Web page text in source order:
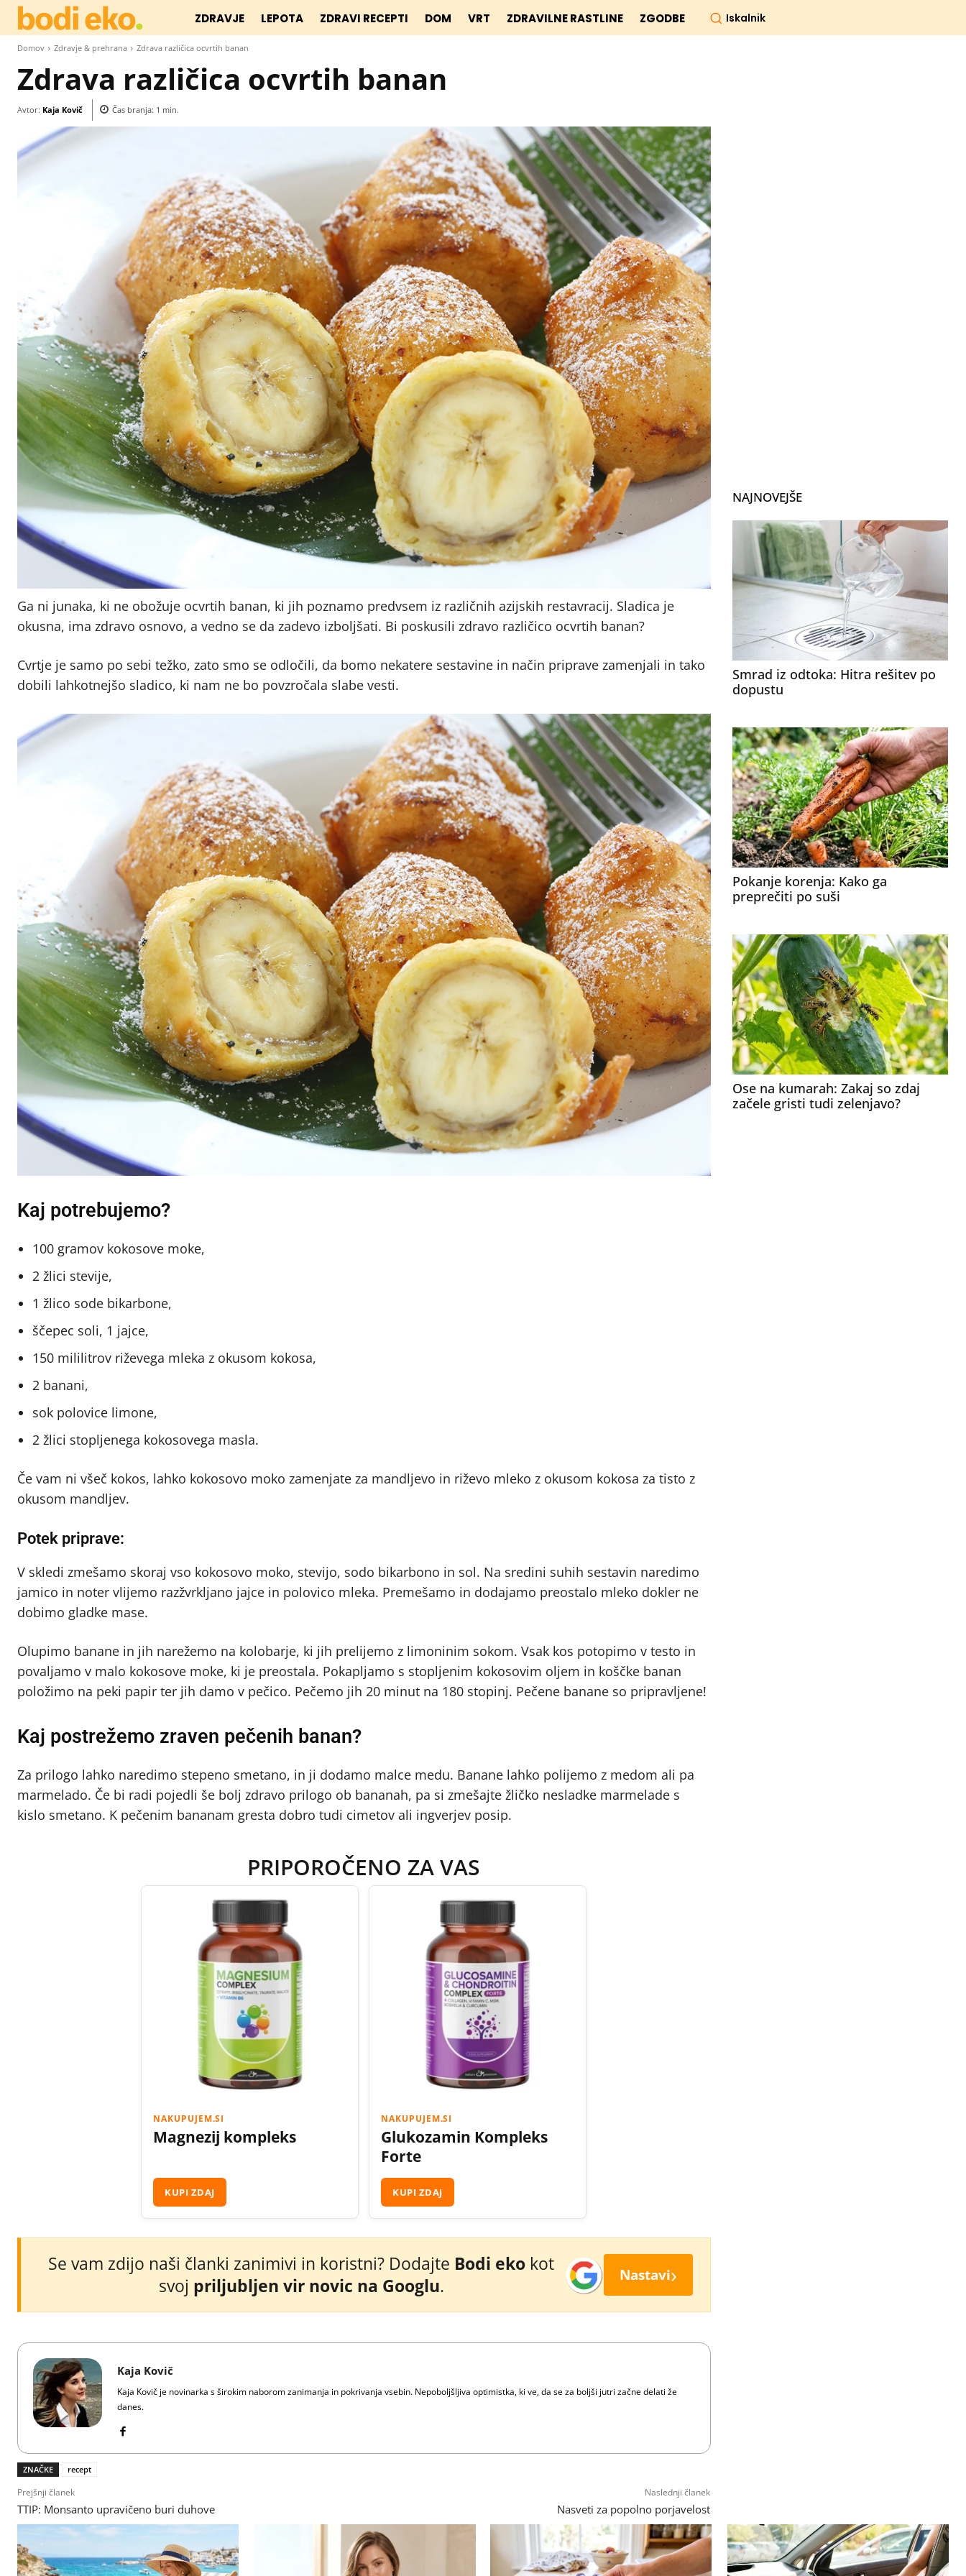
ZDRAVJE LEPOTA ZDRAVI RECEPTI DOM VRT ZDRAVILNE RASTLINE ZGODBE Iskalnik
Domov Zdravje & prehrana Zdrava različica ocvrtih banan
Zdrava različica ocvrtih banan
Avtor: Kaja Kovič Čas branja: 1 min.
Ga ni junaka, ki ne obožuje ocvrtih banan, ki jih poznamo predvsem iz različnih azijskih restavracij. Sladica je
okusna, ima zdravo osnovo, a vedno se da zadevo izboljšati. Bi poskusili zdravo različico ocvrtih banan?
Cvrtje je samo po sebi težko, zato smo se odločili, da bomo nekatere sestavine in način priprave zamenjali in tako
dobili lahkotnejšo sladico, ki nam ne bo povzročala slabe vesti.
Kaj potrebujemo?
100 gramov kokosove moke,
2 žlici stevije,
1 žlico sode bikarbone,
ščepec soli, 1 jajce,
150 mililitrov riževega mleka z okusom kokosa,
2 banani,
sok polovice limone,
2 žlici stopljenega kokosovega masla.
Če vam ni všeč kokos, lahko kokosovo moko zamenjate za mandljevo in riževo mleko z okusom kokosa za tisto z
okusom mandljev.
Potek priprave:
V skledi zmešamo skoraj vso kokosovo moko, stevijo, sodo bikarbono in sol. Na sredini suhih sestavin naredimo
jamico in noter vlijemo razžvrkljano jajce in polovico mleka. Premešamo in dodajamo preostalo mleko dokler ne
dobimo gladke mase.
Olupimo banane in jih narežemo na kolobarje, ki jih prelijemo z limoninim sokom. Vsak kos potopimo v testo in
povaljamo v malo kokosove moke, ki je preostala. Pokapljamo s stopljenim kokosovim oljem in koščke banan
položimo na peki papir ter jih damo v pečico. Pečemo jih 20 minut na 180 stopinj. Pečene banane so pripravljene!
Kaj postrežemo zraven pečenih banan?
Za prilogo lahko naredimo stepeno smetano, in ji dodamo malce medu. Banane lahko polijemo z medom ali pa
marmelado. Če bi radi pojedli še bolj zdravo prilogo ob bananah, pa si zmešajte žličko nesladke marmelade s
kislo smetano. K pečenim bananam gresta dobro tudi cimetov ali ingverjev posip.
PRIPOROČENO ZA VAS
NAKUPUJEM.SI
Magnezij kompleks
KUPI ZDAJ
NAKUPUJEM.SI
Glukozamin Kompleks
Forte
KUPI ZDAJ
Se vam zdijo naši članki zanimivi in koristni? Dodajte Bodi eko kot
svoj priljubljen vir novic na Googlu. Nastavi›
Kaja Kovič
Kaja Kovič je novinarka s širokim naborom zanimanja in pokrivanja vsebin. Nepoboljšljiva optimistka, ki ve, da se za boljši jutri začne delati že
danes.
ZNAČKE recept
Prejšnji članek
TTIP: Monsanto upravičeno buri duhove
Naslednji članek
Nasveti za popolno porjavelost
NAJNOVEJŠE
Smrad iz odtoka: Hitra rešitev po
dopustu
Pokanje korenja: Kako ga
preprečiti po suši
Ose na kumarah: Zakaj so zdaj
začele gristi tudi zelenjavo?